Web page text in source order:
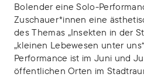
Bolender eine Solo-
Zuschauer*innen eine
des Themas „Insekten in der
„kleinen Lebewesen unter
Performance ist im Juni und
öffentlichen Orten im